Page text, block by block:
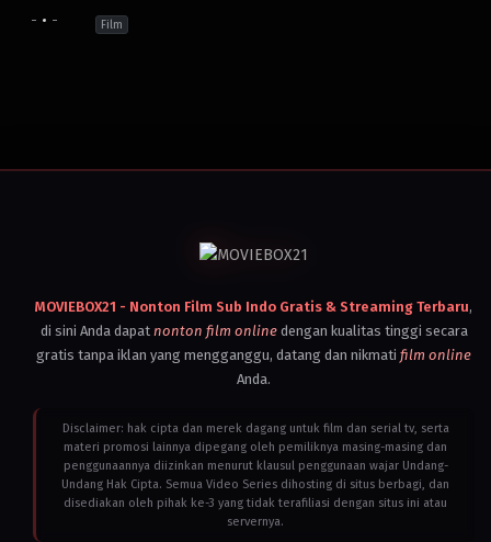
- - Film
MOVIEBOX21 - Nonton Film Sub Indo Gratis & Streaming Terbaru,
di sini Anda dapat nonton film onlinedengan kualitas tinggi secara
gratis tanpa iklan yang mengganggu, datang dan nikmati film online
Anda.
Disclaimer: hak cipta dan merek dagang untuk film dan serial tv, serta
materi promosi lainnya dipegang oleh pemiliknya masing-masing dan
penggunaannya diizinkan menurut klausul penggunaan wajar Undang-
Undang Hak Cipta. Semua Video Series dihosting di situs berbagi, dan
disediakan oleh pihak ke-3 yang tidak terafiliasi dengan situs ini atau
servernya.